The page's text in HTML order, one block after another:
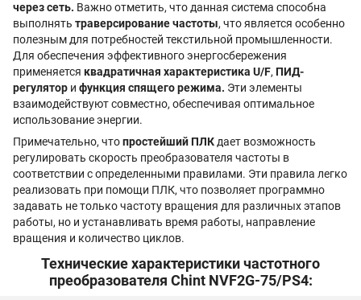
через сеть. Важно отметить, что данная система способна
выполнять траверсирование частоты, что является особенно
полезным для потребностей текстильной промышленности.
Для обеспечения эффективного энергосбережения
применяется квадратичная характеристика U/F, ПИД-
регулятор и функция спящего режима. Эти элементы
взаимодействуют совместно, обеспечивая оптимальное
использование энергии.
Примечательно, чтопростейший ПЛКдает возможность
регулировать скорость преобразователя частоты в
соответствии с определенными правилами. Эти правила легко
реализовать при помощи ПЛК, что позволяет программно
задавать не только частоту вращения для различных этапов
работы, но и устанавливать время работы, направление
вращения и количество циклов.
Технические характеристики частотного
преобразователя Chint NVF2G-75/PS4: